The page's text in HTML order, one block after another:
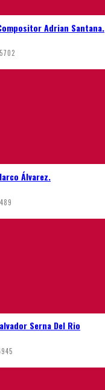
Adrian Santana.
5702
Álvarez.
Serna Del Rio